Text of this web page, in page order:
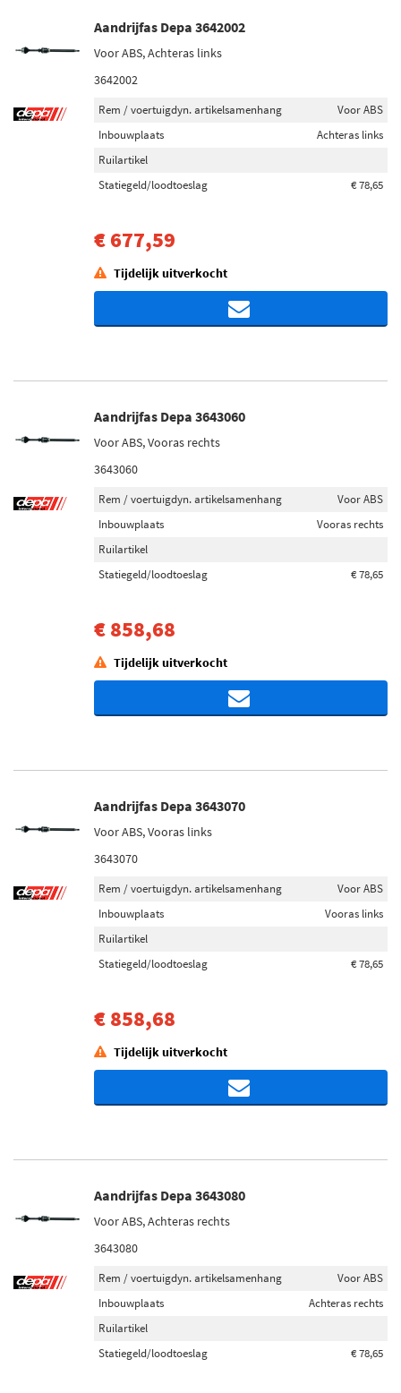
Aandrijfas Depa 3642002
Voor ABS, Achteras links
3642002
Rem / voertuigdyn. artikelsamenhang
Voor ABS
Inbouwplaats
Achteras links
Ruilartikel
Statiegeld/loodtoeslag
€ 78,65
€ 677,59
Tijdelijk uitverkocht
Aandrijfas Depa 3643060
Voor ABS, Vooras rechts
3643060
Rem / voertuigdyn. artikelsamenhang
Voor ABS
Inbouwplaats
Vooras rechts
Ruilartikel
Statiegeld/loodtoeslag
€ 78,65
€ 858,68
Tijdelijk uitverkocht
Aandrijfas Depa 3643070
Voor ABS, Vooras links
3643070
Rem / voertuigdyn. artikelsamenhang
Voor ABS
Inbouwplaats
Vooras links
Ruilartikel
Statiegeld/loodtoeslag
€ 78,65
€ 858,68
Tijdelijk uitverkocht
Aandrijfas Depa 3643080
Voor ABS, Achteras rechts
3643080
Rem / voertuigdyn. artikelsamenhang
Voor ABS
Inbouwplaats
Achteras rechts
Ruilartikel
Statiegeld/loodtoeslag
€ 78,65